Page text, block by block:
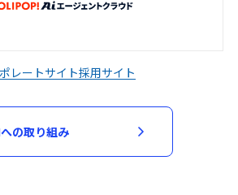
るものとします。
確又は誤りがあった場合
ビスの利用停止等の処分を受け
合
基づく資料の提出がない場合
レートサイト採用サイト
の取り組み